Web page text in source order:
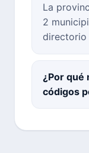
La
2
directorio
¿Por qué
códigos